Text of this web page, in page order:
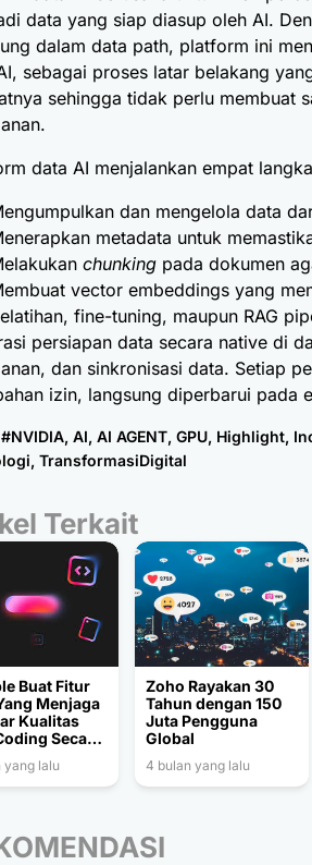
data yang siap diasup oleh AI.
dalam data path, platform ini
sebagai proses latar belakang
sehingga tidak perlu membuat
data AI menjalankan empat
dan mengelola data
metadata untuk
chunking pada dokumen
vector embeddings yang
fine-tuning, maupun RAG
persiapan data secara native di
dan sinkronisasi data. Setiap
izin, langsung diperbarui pada
#NVIDIA, AI, AI AGENT, GPU, Highlight,
, TransformasiDigital
Terkait
Buat Fitur
Menjaga
Kualitas
Secara
yang lalu
Zoho Rayakan 30
Tahun dengan 150
Juta Pengguna
Global
4 bulan yang lalu